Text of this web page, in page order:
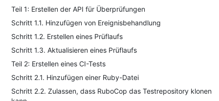
Teil 1: Erstellen der API für Überprüfungen
Schritt 1.1. Hinzufügen von Ereignisbehandlung
Schritt 1.2. Erstellen eines Prüflaufs
Schritt 1.3. Aktualisieren eines Prüflaufs
Teil 2: Erstellen eines CI-Tests
Schritt 2.1. Hinzufügen einer Ruby-Datei
Schritt 2.2. Zulassen, dass RuboCop das Testrepository klonen